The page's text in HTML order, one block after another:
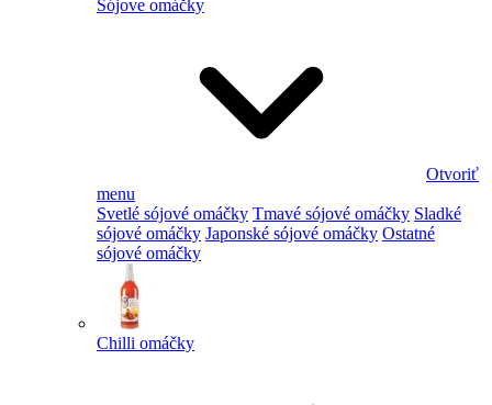
Sójove omáčky
Otvoriť
menu
Svetlé sójové omáčky Tmavé sójové omáčky Sladké
sójové omáčky Japonské sójové omáčky Ostatné
sójové omáčky
Chilli omáčky